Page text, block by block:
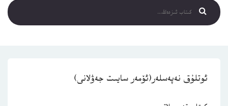
ئوتلۇق نەپەسلەر(ئۆمەر سايىت جەۋلانى)